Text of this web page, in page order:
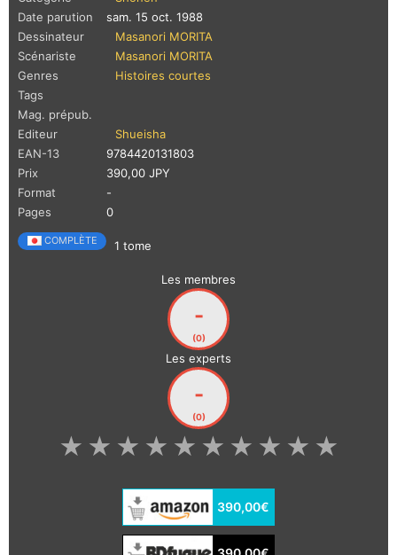
Date parution
sam. 15 oct. 1988
Dessinateur
Masanori MORITA
Scénariste
Masanori MORITA
Genres
Histoires courtes
Tags
Mag. prépub.
Editeur
Shueisha
EAN-13
9784420131803
Prix
390,00 JPY
Format
-
Pages
0
COMPLÈTE 1 tome
Les membres
-
(0)
Les experts
-
(0)
★
★
★
★
★
★
★
★
★
★
390,00€